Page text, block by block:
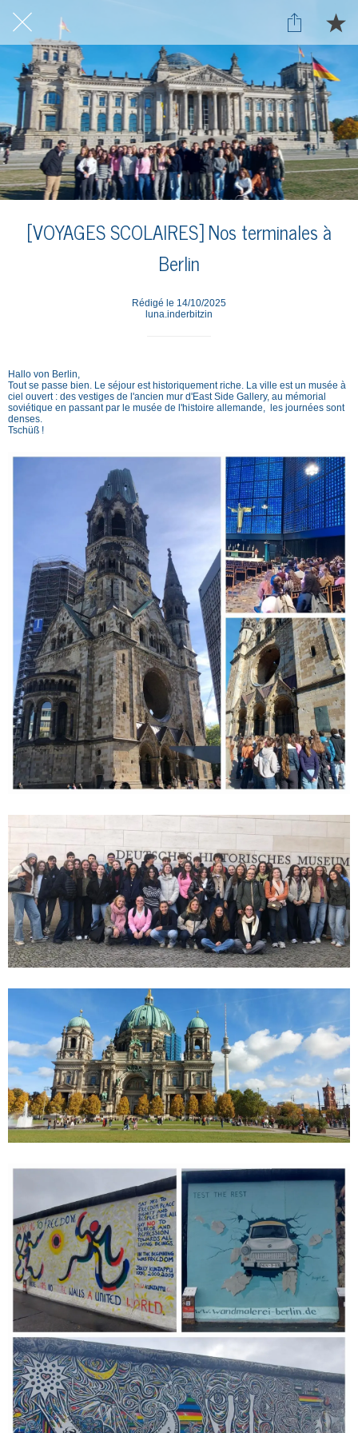
[VOYAGES SCOLAIRES] Nos terminales à
Berlin
Rédigé le 14/10/2025
luna.inderbitzin
Hallo von Berlin,
Tout se passe bien. Le séjour est historiquement riche. La ville est un musée à
ciel ouvert : des vestiges de l'ancien mur d'East Side Gallery, au mémorial
soviétique en passant par le musée de l'histoire allemande, les journées sont
denses.
Tschüß !